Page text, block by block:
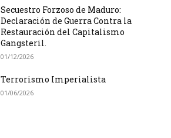
Secuestro Forzoso de Maduro:
Declaración de Guerra Contra la
Restauración del Capitalismo
Gangsteril.
01/12/2026
Terrorismo Imperialista
01/06/2026